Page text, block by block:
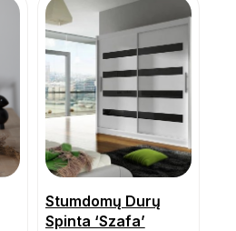
Stumdomų Durų
Spinta ‘Szafa’